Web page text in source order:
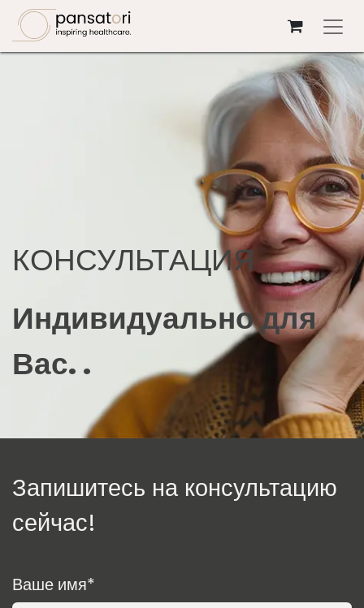
Перейти к содержимому
КОНСУЛЬТАЦИЯ
Индивидуально для
Вас..
Запишитесь на консультацию
сейчас!
Ваше имя*